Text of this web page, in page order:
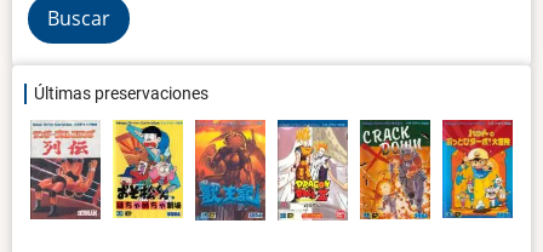
Últimas preservaciones